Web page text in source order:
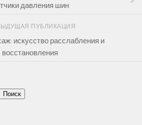
давления шин
ПУБЛИКАЦИЯ
искусство расслабления и
восстановления
Поиск